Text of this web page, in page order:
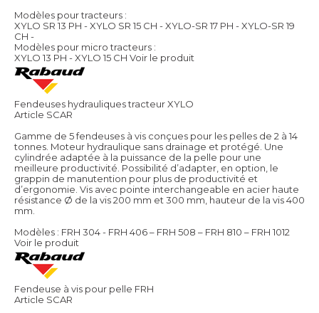
Modèles pour tracteurs :
XYLO SR 13 PH - XYLO SR 15 CH - XYLO-SR 17 PH - XYLO-SR 19
CH -
Modèles pour micro tracteurs :
XYLO 13 PH - XYLO 15 CH Voir le produit
Fendeuses hydrauliques tracteur XYLO
Article SCAR
Gamme de 5 fendeuses à vis conçues pour les pelles de 2 à 14
tonnes. Moteur hydraulique sans drainage et protégé. Une
cylindrée adaptée à la puissance de la pelle pour une
meilleure productivité. Possibilité d’adapter, en option, le
grappin de manutention pour plus de productivité et
d’ergonomie. Vis avec pointe interchangeable en acier haute
résistance Ø de la vis 200 mm et 300 mm, hauteur de la vis 400
mm.
Modèles : FRH 304 - FRH 406 – FRH 508 – FRH 810 – FRH 1012
Voir le produit
Fendeuse à vis pour pelle FRH
Article SCAR